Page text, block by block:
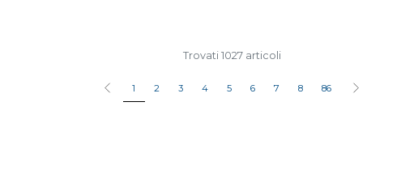
Trovati 1027 articoli
1 2 3 4 5 6 7 8 86